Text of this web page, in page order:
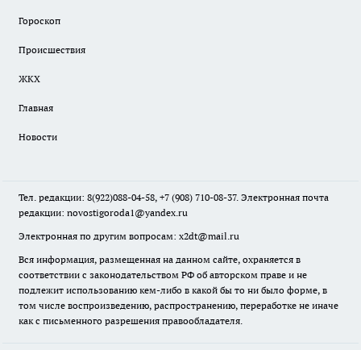
Гороскоп
Происшествия
ЖКХ
Главная
Новости
Тел. редакции: 8(922)088-04-58, +7 (908) 710-08-37. Электронная почта
редакции: novostigoroda1@yandex.ru
Электронная по другим вопросам: x2dt@mail.ru
Вся информация, размещенная на данном сайте, охраняется в
соответствии с законодательством РФ об авторском праве и не
подлежит использованию кем-либо в какой бы то ни было форме, в
том числе воспроизведению, распространению, переработке не иначе
как с письменного разрешения правообладателя.